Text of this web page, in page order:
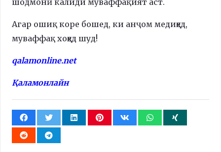
Агар ошиқ коре бошед, ки анҷом медиҳед,
муваффақ хоҳед шуд!
qalamonline.net
Қаламонлайн